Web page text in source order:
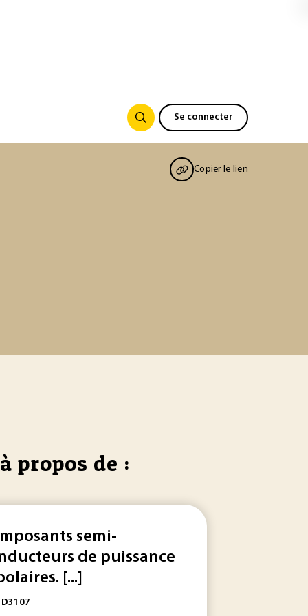
Se connecter
Copier le lien
propos de :
et sur les maillons entre ces
semi-
de puissance
[...]
D3107